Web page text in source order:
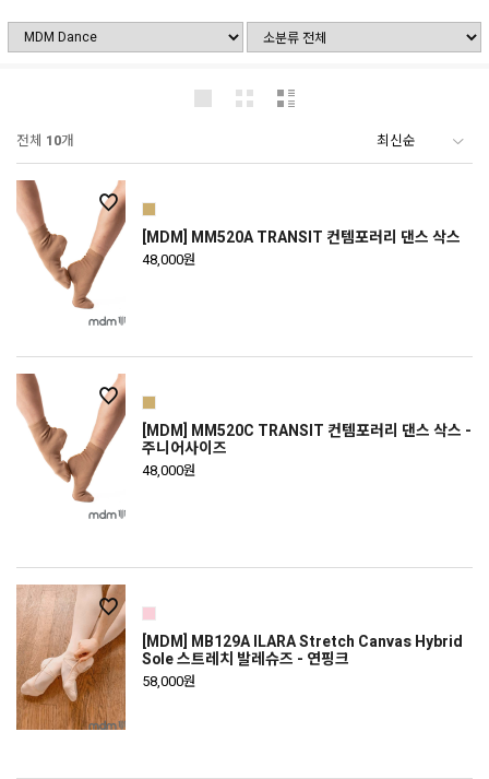
전체 10개
[MDM] MM520A TRANSIT 컨템포러리 댄스 삭스
48,000원
[MDM] MM520C TRANSIT 컨템포러리 댄스 삭스 -
주니어사이즈
48,000원
[MDM] MB129A ILARA Stretch Canvas Hybrid
Sole 스트레치 발레슈즈 - 연핑크
58,000원